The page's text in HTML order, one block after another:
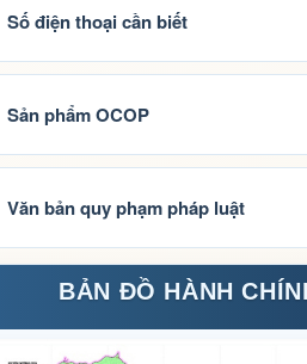
Số điện thoại cần biết
Sản phẩm OCOP
Văn bản quy phạm pháp luật
BẢN ĐỒ HÀNH